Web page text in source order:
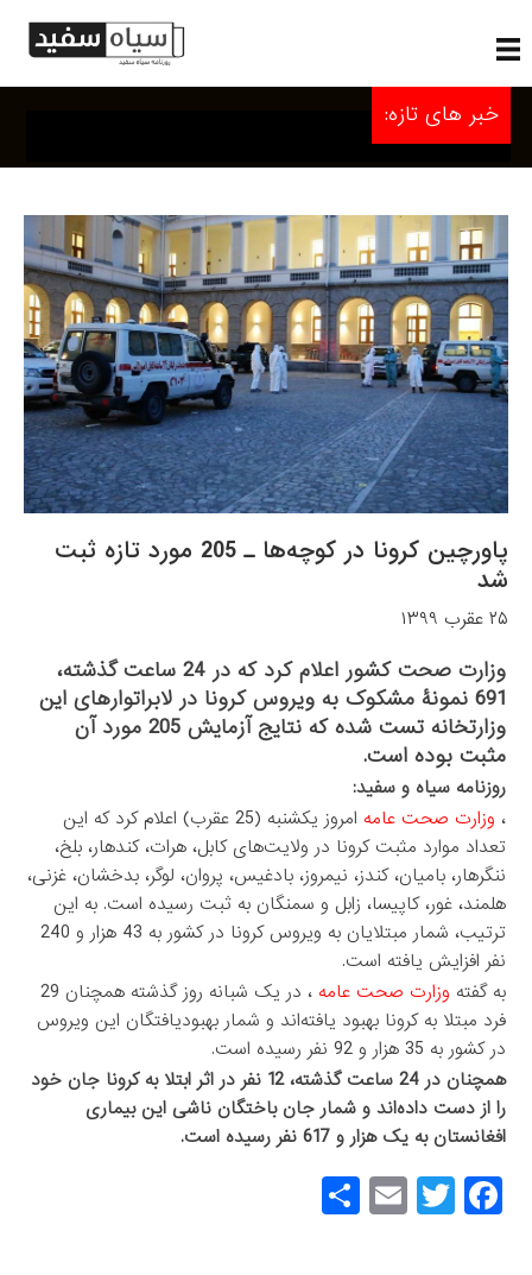
خبر های تازه:
پاورچین کرونا در کوچه‌ها ـ 205 مورد تازه ثبت
شد
۲۵ عقرب ۱۳۹۹
وزارت صحت کشور اعلام کرد که در 24 ساعت گذشته،
691 نمونۀ مشکوک به ویروس کرونا در لابراتوارهای این
وزارتخانه تست شده که نتایج آزمایش 205 مورد آن
مثبت بوده است.
روزنامه سیاه و سفید:
، وزارت صحت عامه
امروز یکشنبه (25 عقرب) اعلام کرد که این
تعداد موارد مثبت کرونا در ولایت‌های کابل، هرات، کندهار، بلخ،
ننگرهار، بامیان، کندز، نیمروز، بادغیس، پروان، لوگر، بدخشان، غزنی،
هلمند، غور، کاپیسا، زابل و سمنگان به ثبت رسیده است. به این
ترتیب، شمار مبتلایان به ویروس کرونا در کشور به 43 هزار و 240
نفر افزایش یافته است.
به گفته وزارت صحت عامه
، در یک شبانه روز گذشته همچنان 29
فرد مبتلا به کرونا بهبود یافته‌اند و شمار بهبودیافتگان این ویروس
در کشور به 35 هزار و 92 نفر رسیده است.
همچنان در 24 ساعت گذشته، 12 نفر در اثر ابتلا به کرونا جان خود
را از دست داده‌اند و شمار جان باختگان ناشی این بیماری
افغانستان به یک ‌هزار و 617 نفر رسیده است.
F
a
T
wi
E
m